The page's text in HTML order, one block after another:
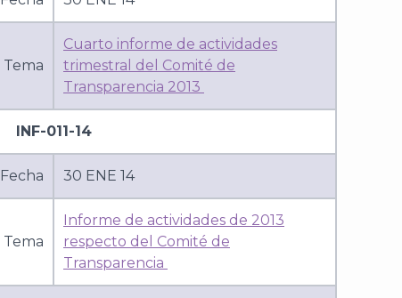
Tema
Cuarto informe de actividades
trimestral del Comité de
Transparencia 2013
INF-011-14
Fecha 30 ENE 14
Tema
Informe de actividades de 2013
respecto del Comité de
Transparencia